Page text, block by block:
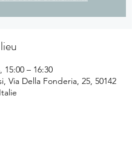
15:00 – 16:30
Via Della Fonderia, 25, 50142